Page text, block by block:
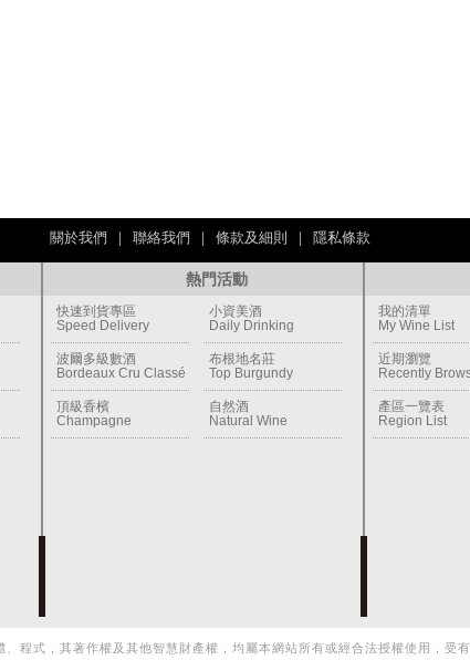
關於我們 ｜ 聯絡我們 ｜ 條款及細則 ｜ 隱私條款
熱門活動
快速到貨專區
Speed Delivery
小資美酒
Daily Drinking
波爾多級數酒
Bordeaux Cru Classé
布根地名莊
Top Burgundy
頂級香檳
Champagne
自然酒
Natural Wine
我的清單
My Wine List
近期瀏覽
Recently
產區一覽表
Region List
程式，其著作權及其他智慧財產權，均屬本網站所有或經合法授權使用，受